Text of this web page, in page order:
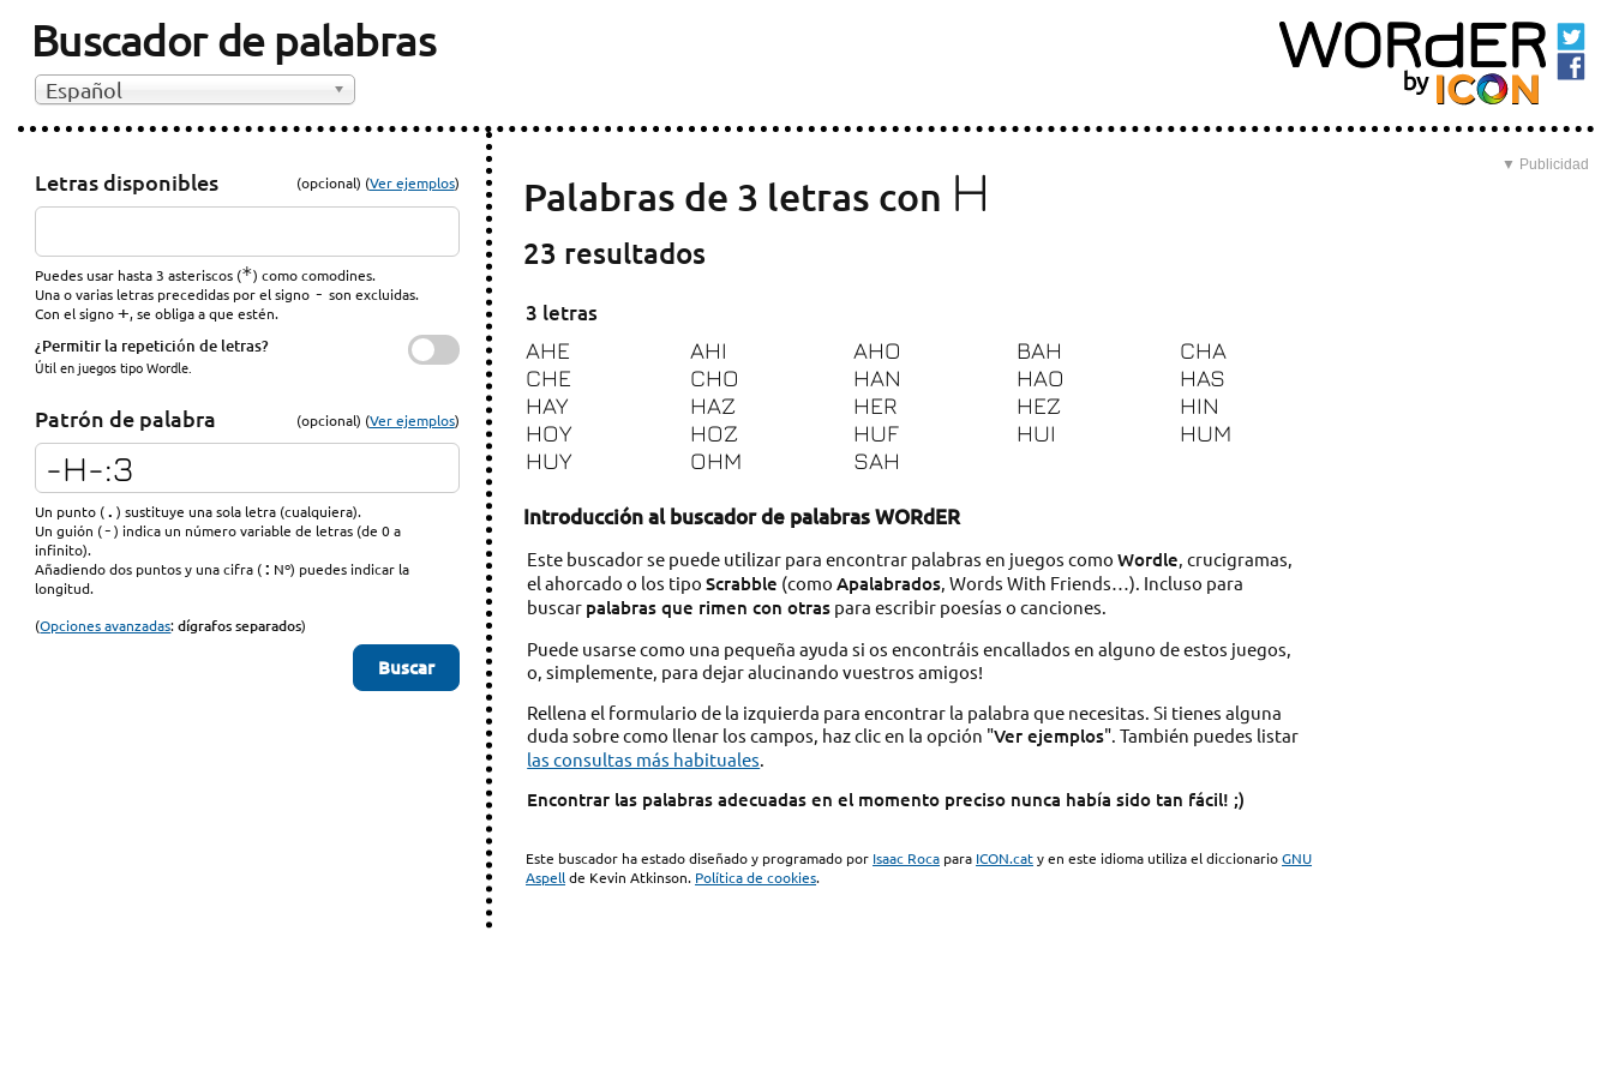
Buscador de palabras
Español
Letras disponibles (opcional) (Ver ejemplos)
Puedes usar hasta 3 asteriscos (*) como comodines.
Una o varias letras precedidas por el signo - son excluidas.
Con el signo+, se obliga a que estén.
¿Permitir la repetición de letras?
Útil en juegos tipo Wordle.
Patrón de palabra (opcional) (Ver ejemplos)
Un punto (.) sustituye una sola letra (cualquiera).
Un guión (-) indica un número variable de letras (de 0 a
infinito).
Añadiendo dos puntos y una cifra (: Nº) puedes indicar la
longitud.
(Opciones avanzadas:dígrafos separados)
▼ Publicidad
Palabras de 3 letras con H
23 resultados
3 letras
AHE
AHI AHO BAH
CHA
CHE
CHO HAN HAO
HAS
HAY
HAZ HER HEZ
HIN
HOY
HOZ HUF HUI
HUM
HUY
OHM SAH
Introducción al buscador de palabras WORdER
Este buscador se puede utilizar para encontrar palabras en juegos comoWordle, crucigramas,
el ahorcado o los tipoScrabble (comoApalabrados, Words With Friends…). Incluso para
buscar palabras que rimen con otras para escribir poesías o canciones.
Puede usarse como una pequeña ayuda si os encontráis encallados en alguno de estos juegos,
o, simplemente, para dejar alucinando vuestros amigos!
Rellena el formulario de la izquierda para encontrar la palabra que necesitas. Si tienes alguna
duda sobre como llenar los campos, haz clic en la opción "Ver ejemplos". También puedes listar
las consultas más habituales
Encontrar las palabras adecuadas en el momento preciso nunca había sido tan fácil! ;)
Este buscador ha estado diseñado y programado por Isaac Roca para ICON.caty en este idioma utiliza el diccionarioGNU
Aspellde Kevin Atkinson. Política de cookies.